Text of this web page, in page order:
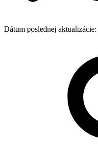
Dátum poslednej aktualizácie: